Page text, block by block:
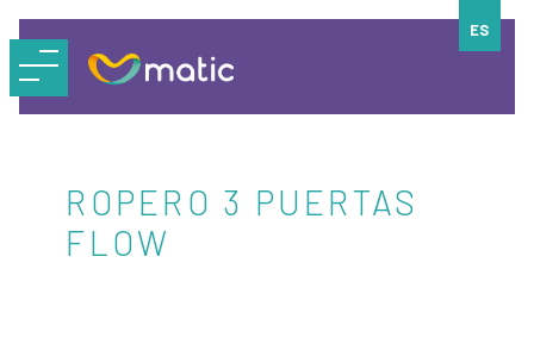
ES
ROPERO 3 PUERTAS
FLOW